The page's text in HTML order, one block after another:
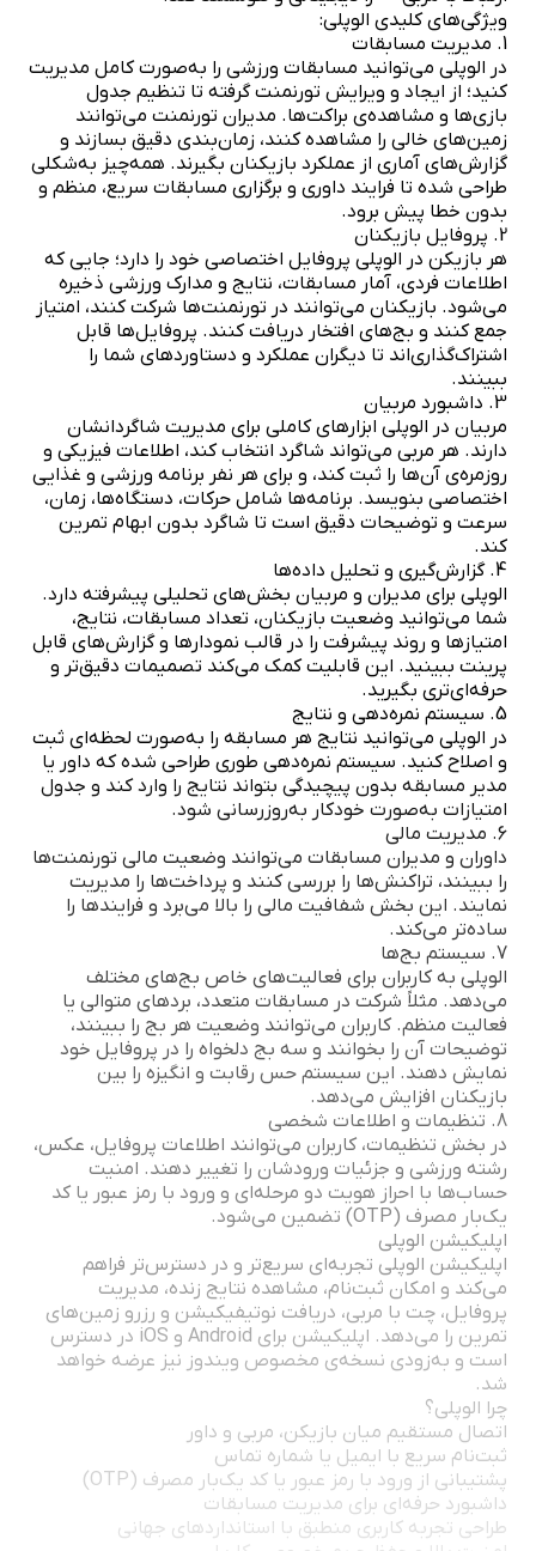
ویژگی‌های کلیدی الوپلی:
1. مدیریت مسابقات
در الوپلی می‌توانید مسابقات ورزشی را به‌صورت کامل مدیریت
کنید؛ از ایجاد و ویرایش تورنمنت گرفته تا تنظیم جدول
بازی‌ها و مشاهده‌ی براکت‌ها. مدیران تورنمنت می‌توانند
زمین‌های خالی را مشاهده کنند، زمان‌بندی دقیق بسازند و
گزارش‌های آماری از عملکرد بازیکنان بگیرند. همه‌چیز به‌شکلی
طراحی شده تا فرایند داوری و برگزاری مسابقات سریع، منظم و
بدون خطا پیش برود.
2. پروفایل بازیکنان
هر بازیکن در الوپلی پروفایل اختصاصی خود را دارد؛ جایی که
اطلاعات فردی، آمار مسابقات، نتایج و مدارک ورزشی ذخیره
می‌شود. بازیکنان می‌توانند در تورنمنت‌ها شرکت کنند، امتیاز
جمع کنند و بج‌های افتخار دریافت کنند. پروفایل‌ها قابل
اشتراک‌گذاری‌اند تا دیگران عملکرد و دستاوردهای شما را
ببینند.
3. داشبورد مربیان
مربیان در الوپلی ابزارهای کاملی برای مدیریت شاگردانشان
دارند. هر مربی می‌تواند شاگرد انتخاب کند، اطلاعات فیزیکی و
روزمره‌ی آن‌ها را ثبت کند، و برای هر نفر برنامه ورزشی و غذایی
اختصاصی بنویسد. برنامه‌ها شامل حرکات، دستگاه‌ها، زمان،
سرعت و توضیحات دقیق است تا شاگرد بدون ابهام تمرین
کند.
4. گزارش‌گیری و تحلیل داده‌ها
الوپلی برای مدیران و مربیان بخش‌های تحلیلی پیشرفته دارد.
شما می‌توانید وضعیت بازیکنان، تعداد مسابقات، نتایج،
امتیازها و روند پیشرفت را در قالب نمودارها و گزارش‌های قابل
پرینت ببینید. این قابلیت کمک می‌کند تصمیمات دقیق‌تر و
حرفه‌ای‌تری بگیرید.
5. سیستم نمره‌دهی و نتایج
در الوپلی می‌توانید نتایج هر مسابقه را به‌صورت لحظه‌ای ثبت
و اصلاح کنید. سیستم نمره‌دهی طوری طراحی شده که داور یا
مدیر مسابقه بدون پیچیدگی بتواند نتایج را وارد کند و جدول
امتیازات به‌صورت خودکار به‌روزرسانی شود.
6. مدیریت مالی
داوران و مدیران مسابقات می‌توانند وضعیت مالی تورنمنت‌ها
را ببینند، تراکنش‌ها را بررسی کنند و پرداخت‌ها را مدیریت
نمایند. این بخش شفافیت مالی را بالا می‌برد و فرایندها را
ساده‌تر می‌کند.
7. سیستم بج‌ها
الوپلی به کاربران برای فعالیت‌های خاص بج‌های مختلف
می‌دهد. مثلاً شرکت در مسابقات متعدد، بردهای متوالی یا
فعالیت منظم. کاربران می‌توانند وضعیت هر بج را ببینند،
توضیحات آن را بخوانند و سه بج دلخواه را در پروفایل خود
نمایش دهند. این سیستم حس رقابت و انگیزه را بین
بازیکنان افزایش می‌دهد.
8. تنظیمات و اطلاعات شخصی
در بخش تنظیمات، کاربران می‌توانند اطلاعات پروفایل، عکس،
رشته ورزشی و جزئیات ورودشان را تغییر دهند. امنیت
حساب‌ها با احراز هویت دو مرحله‌ای و ورود با رمز عبور یا کد
یک‌بار مصرف (OTP) تضمین می‌شود.
اپلیکیشن الوپلی
اپلیکیشن الوپلی تجربه‌ای سریع‌تر و در دسترس‌تر فراهم
می‌کند و امکان ثبت‌نام، مشاهده نتایج زنده، مدیریت
پروفایل، چت با مربی، دریافت نوتیفیکیشن و رزرو زمین‌های
تمرین را می‌دهد. اپلیکیشن برای Android و iOS در دسترس
است و به‌زودی نسخه‌ی مخصوص ویندوز نیز عرضه خواهد
شد.
چرا الوپلی؟
اتصال مستقیم میان بازیکن، مربی و داور
ثبت‌نام سریع با ایمیل یا شماره تماس
پشتیبانی از ورود با رمز عبور یا کد یک‌بار مصرف (OTP)
داشبورد حرفه‌ای برای مدیریت مسابقات
طراحی تجربه کاربری منطبق با استانداردهای جهانی